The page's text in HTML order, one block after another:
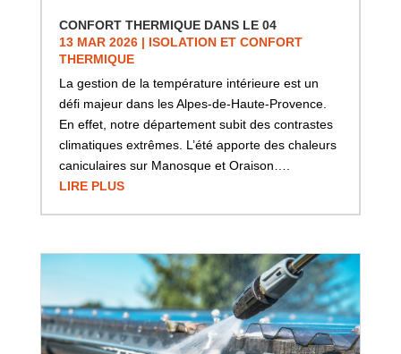
CONFORT THERMIQUE DANS LE 04
13 MAR 2026| ISOLATION ET CONFORT
THERMIQUE
La gestion de la température intérieure est un
défi majeur dans les Alpes-de-Haute-Provence.
En effet, notre département subit des contrastes
climatiques extrêmes. L’été apporte des chaleurs
caniculaires sur Manosque et Oraison….
LIRE PLUS